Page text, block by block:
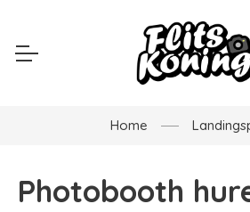
Home
Photobooth